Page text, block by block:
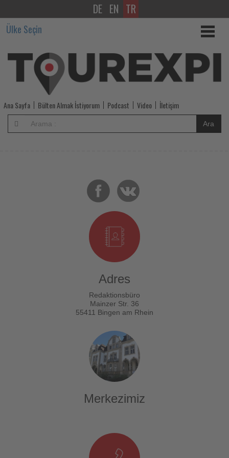
Sahildeki
ev
ofisiniz!
Tourexpi,
sizler
için
DE EN TR
Ülke Seçin
Ana Sayfa Bülten Almak İstiyorum Podcast Video İletişim
Ara
Adres
Redaktionsbüro
Mainzer Str. 36
55411 Bingen am Rhein
Merkezimiz